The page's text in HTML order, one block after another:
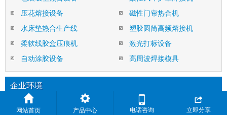
压花熔接设备
磁性门帘热合机
水床垫热合生产线
塑胶圆筒高频熔接机
柔软线胶盒压痕机
激光打标设备
自动涂胶设备
高周波焊接模具
企业环境
企业大门
网站首页 产品中心

电话咨询

立即分享